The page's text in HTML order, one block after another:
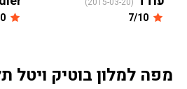
מפה למלון בוטיק ויטל